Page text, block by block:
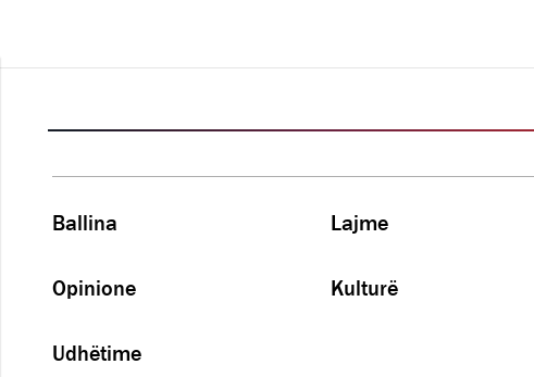
Ballina Lajme
Opinione Kulturë
Udhëtime